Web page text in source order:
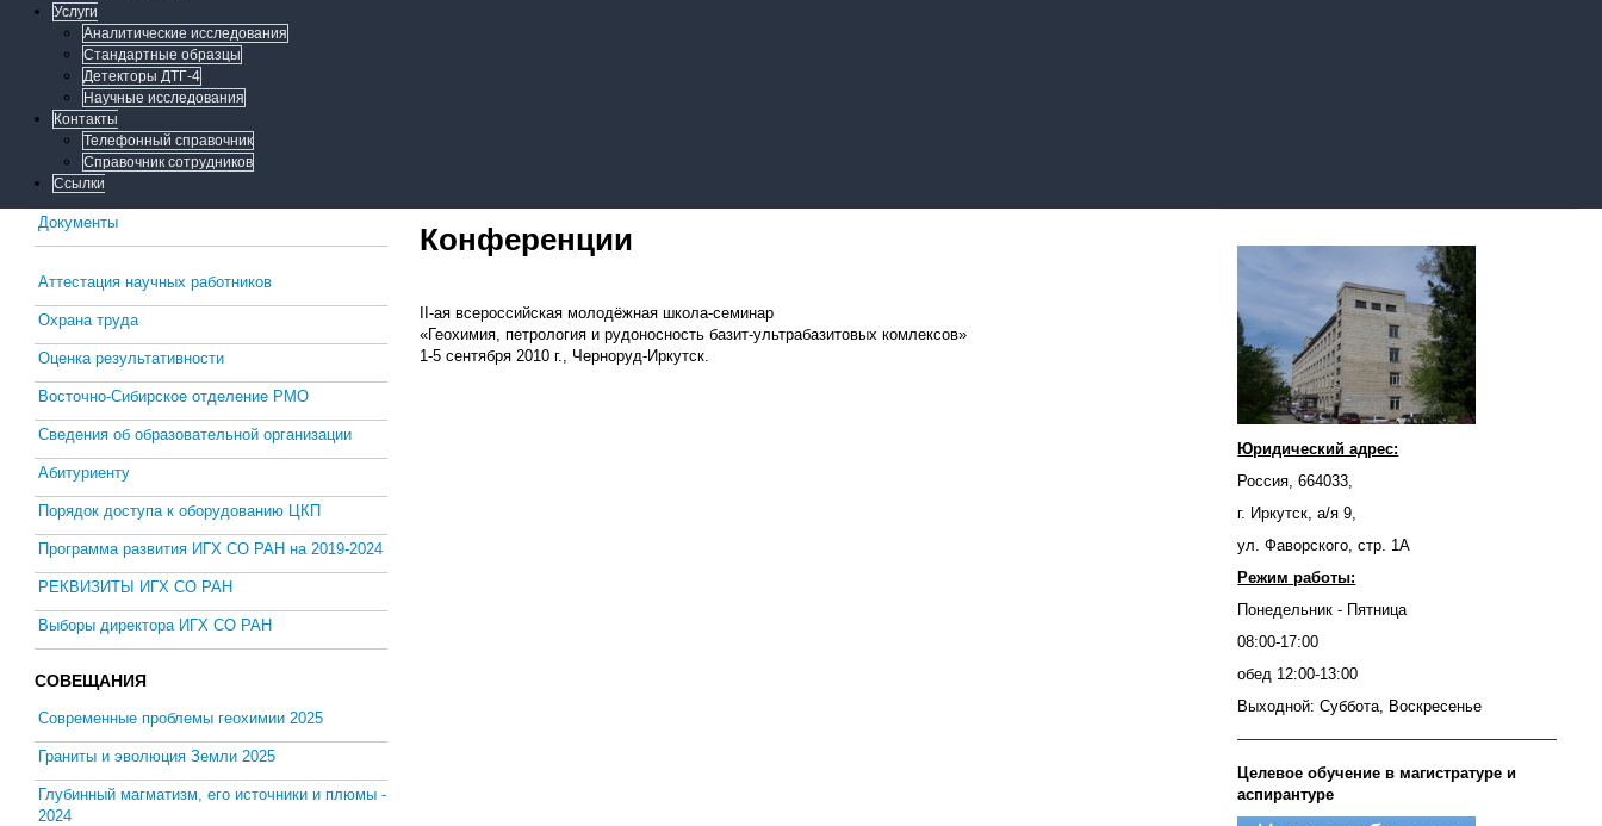
Услуги
Аналитические исследования
Стандартные образцы
Детекторы ДТГ-4
Научные исследования
Контакты
Телефонный справочник
Справочник сотрудников
Ссылки
Документы
Аттестация научных работников
Охрана труда
Оценка результативности
Восточно-Сибирское отделение РМО
Сведения об образовательной организации
Абитуриенту
Порядок доступа к оборудованию ЦКП
Программа развития ИГХ СО РАН на 2019-2024
РЕКВИЗИТЫ ИГХ СО РАН
Выборы директора ИГХ СО РАН
СОВЕЩАНИЯ
Современные проблемы геохимии 2025
Граниты и эволюция Земли 2025
Глубинный магматизм, его источники и плюмы -
2024
Конференции
II-ая всероссийская молодёжная школа-семинар
«Геохимия, петрология и рудоносность базит-ультрабазитовых комлексов»
1-5 сентября 2010 г., Черноруд-Иркутск.
Юридический адрес:
Россия, 664033,
г. Иркутск, а/я 9,
ул. Фаворского, стр. 1А
Режим работы:
Понедельник - Пятница
08:00-17:00
обед 12:00-13:00
Выходной: Суббота, Воскресенье
Целевое обучение в магистратуре и
аспирантуре